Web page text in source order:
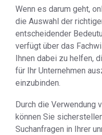
Wenn es darum geht,
die Auswahl der
entscheidender
verfügt über das
Ihnen dabei zu helfen,
für Ihr Unternehmen
einzubinden.
Durch die Verwendung
können Sie
Suchanfragen in Ihrer